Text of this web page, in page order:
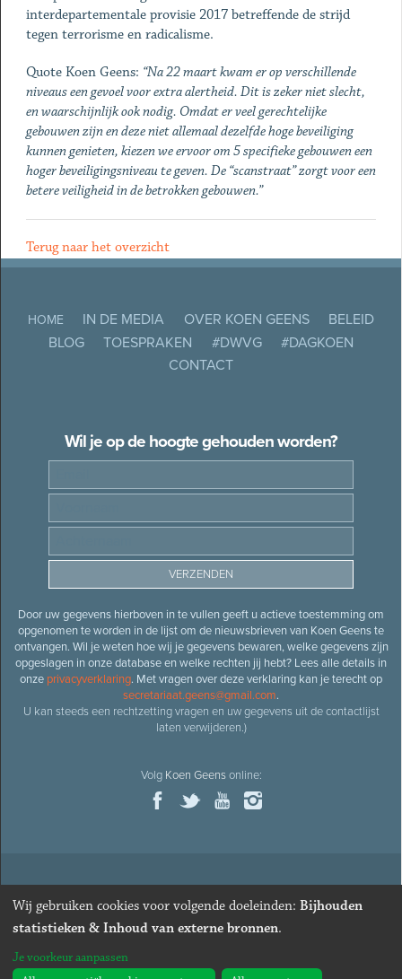
interdepartementale provisie 2017 betreffende de strijd
tegen terrorisme en radicalisme.
Quote Koen Geens: “Na 22 maart kwam er op verschillende
niveaus een gevoel voor extra alertheid. Dit is zeker niet slecht,
en waarschijnlijk ook nodig. Omdat er veel gerechtelijke
gebouwen zijn en deze niet allemaal dezelfde hoge beveiliging
kunnen genieten, kiezen we ervoor om 5 specifieke gebouwen een
hoger beveiligingsniveau te geven. De “scanstraat” zorgt voor een
betere veiligheid in de betrokken gebouwen.”
Terug naar het overzicht
HOME IN DE MEDIA OVER KOEN GEENS
BELEID
BLOG
TOESPRAKEN #DWVG
#DAGKOEN
CONTACT
Wil je op de hoogte gehouden worden?
Door uw gegevens hierboven in te vullen geeft u actieve toestemming om
opgenomen te worden in de lijst om de nieuwsbrieven van Koen Geens te
ontvangen. Wil je weten hoe wij je gegevens bewaren, welke gegevens zijn
opgeslagen in onze database en welke rechten jij hebt? Lees alle details in
onze privacyverklaring. Met vragen over deze verklaring kan je terecht op
secretariaat.geens@gmail.com.
U kan steeds een rechtzetting vragen en uw gegevens uit de contactlijst
laten verwijderen.)
Volg Koen Geensonline:
© 2026Oud-minister en ere-volksvertegenwoordiger Koen
· Alle rechten voorbehouden · Cookies wijzigen
Webdesign&website ontwikkelingdoor Zenjoy in Leuven
Wij gebruiken cookies voor volgende doeleinden: Bijhouden
statistieken & Inhoud van externe bronnen.
Je voorkeur aanpassen